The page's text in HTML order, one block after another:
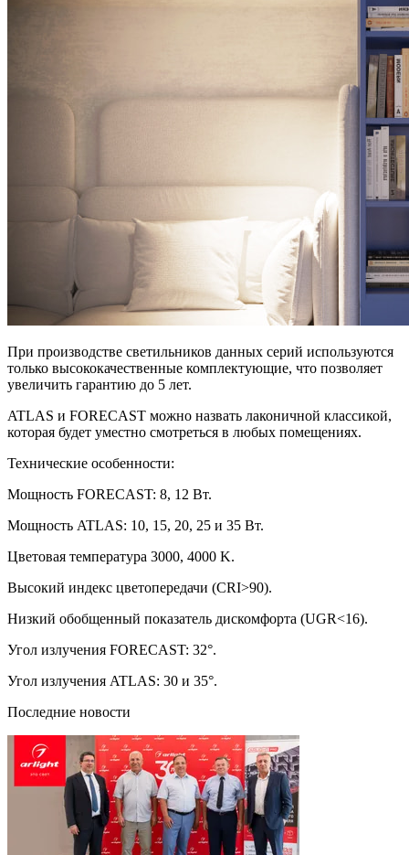
При производстве светильников данных серий используются
только высококачественные комплектующие, что позволяет
увеличить гарантию до 5 лет.
ATLAS и FORECAST можно назвать лаконичной классикой,
которая будет уместно смотреться в любых помещениях.
Технические особенности:
Мощность FORECAST: 8, 12 Вт.
Мощность ATLAS: 10, 15, 20, 25 и 35 Вт.
Цветовая температура 3000, 4000 K.
Высокий индекс цветопередачи (CRI>90).
Низкий обобщенный показатель дискомфорта (UGR<16).
Угол излучения FORECAST: 32°.
Угол излучения ATLAS: 30 и 35°.
Последние новости